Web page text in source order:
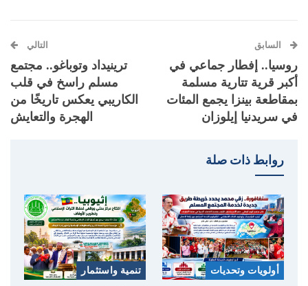
السابق
روسيا.. إفطار جماعي في
أكبر قرية تتارية مسلمة
بمقاطعة بينزا يجمع المئات
في سريدنيا إيلوزان
التالي
ترينيداد وتوباغو.. مجتمع
مسلم راسخ في قلب
الكاريبي يعكس تاريخًا من
الهجرة والتعايش
روابط ذات صلة
أولويات وتحديات تنمية واستثمار